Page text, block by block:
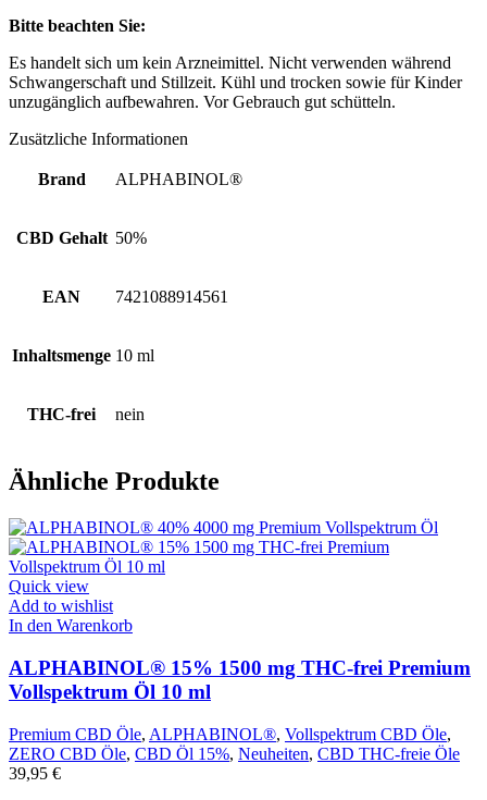
Bitte beachten Sie:
Es handelt sich um kein Arzneimittel. Nicht verwenden während
Schwangerschaft und Stillzeit. Kühl und trocken sowie für Kinder
unzugänglich aufbewahren. Vor Gebrauch gut schütteln.
Zusätzliche Informationen
Brand ALPHABINOL®
CBD Gehalt 50%
EAN 7421088914561
Inhaltsmenge 10 ml
THC-frei nein
Ähnliche Produkte
Quick view
Add to wishlist
In den Warenkorb
ALPHABINOL® 15% 1500 mg THC-frei Premium
Vollspektrum Öl 10 ml
Premium CBD Öle, ALPHABINOL®, Vollspektrum CBD Öle,
ZERO CBD Öle, CBD Öl 15%, Neuheiten, CBD THC-freie Öle
39,95 €